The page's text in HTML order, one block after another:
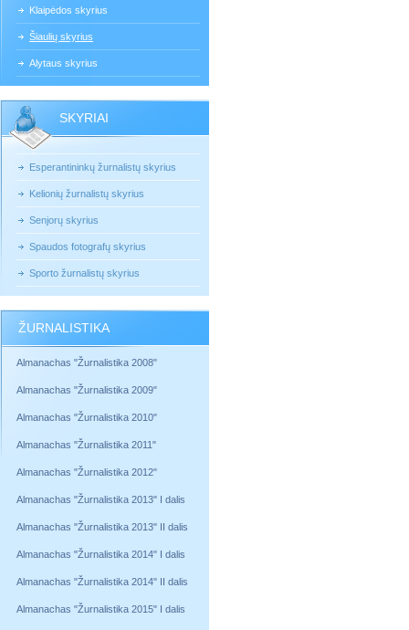
Klaipėdos skyrius
Šiaulių skyrius
Alytaus skyrius
SKYRIAI
Esperantininkų žurnalistų skyrius
Kelionių žurnalistų skyrius
Senjorų skyrius
Spaudos fotografų skyrius
Sporto žurnalistų skyrius
ŽURNALISTIKA
Almanachas "Žurnalistika 2008"
Almanachas "Žurnalistika 2009"
Almanachas "Žurnalistika 2010"
Almanachas "Žurnalistika 2011"
Almanachas "Žurnalistika 2012"
Almanachas "Žurnalistika 2013" I dalis
Almanachas "Žurnalistika 2013" II dalis
Almanachas "Žurnalistika 2014" I dalis
Almanachas "Žurnalistika 2014" II dalis
Almanachas "Žurnalistika 2015" I dalis